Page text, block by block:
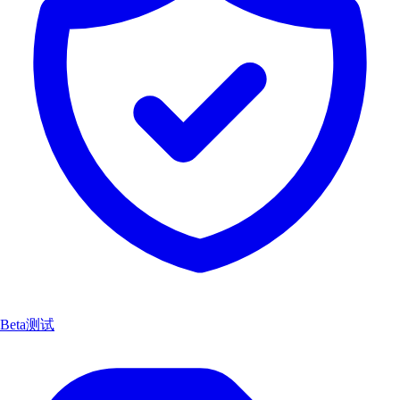
Beta测试